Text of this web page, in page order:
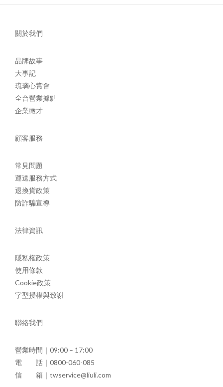
關於我們
品牌故事
大事記
琉璃心賞會
全台營業據點
企業徵才
顧客服務
常見問題
運送服務方式
退換貨政策
防詐騙宣導
法律資訊
隱私權政策
使用條款
Cookie政策
字型授權與致謝
聯絡我們
營業時間｜09:00 – 17:00
電 話｜0800-060-085
信 箱｜twservice@liuli.com